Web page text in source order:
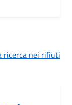
ricerca nei rifiuti